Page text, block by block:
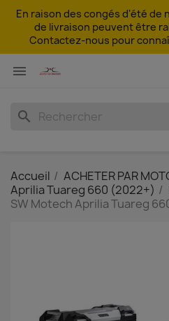
En raison des congés d'été de
de livraison peuvent être
Contactez-nous pour

search
Accueil ACHETER PAR
Aprilia Tuareg 660 (2022+)
SW Motech Aprilia Tuareg